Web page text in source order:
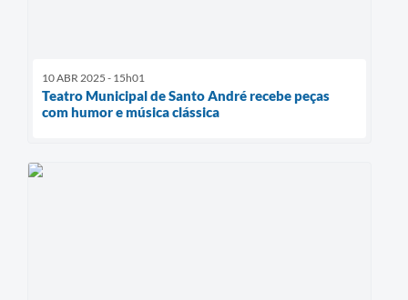
10 ABR 2025 - 15h01
Teatro Municipal de Santo André recebe peças
com humor e música clássica